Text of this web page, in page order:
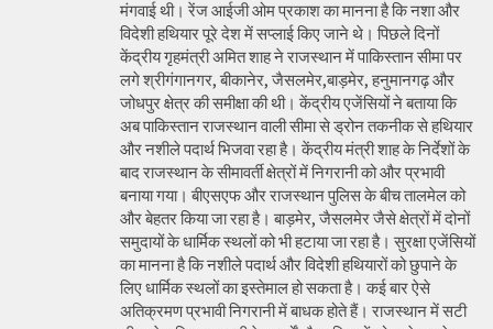
मंगवाई थी। रेंज आईजी ओम प्रकाश का मानना है कि नशा और
विदेशी हथियार पूरे देश में सप्लाई किए जाने थे। पिछले दिनों
केंद्रीय गृहमंत्री अमित शाह ने राजस्थान में पाकिस्तान सीमा पर
लगे श्रीगंगानगर, बीकानेर, जैसलमेर,बाड़मेर, हनुमानगढ़ और
जोधपुर क्षेत्र की समीक्षा की थी। केंद्रीय एजेंसियों ने बताया कि
अब पाकिस्तान राजस्थान वाली सीमा से ड्रोन तकनीक से हथियार
और नशीले पदार्थ भिजवा रहा है। केंद्रीय मंत्री शाह के निर्देशों के
बाद राजस्थान के सीमावर्ती क्षेत्रों में निगरानी को और प्रभावी
बनाया गया। बीएसएफ और राजस्थान पुलिस के बीच तालमेल को
और बेहतर किया जा रहा है। बाड़मेर, जैसलमेर जैसे क्षेत्रों में दोनों
समुदायों के धार्मिक स्थलों को भी हटाया जा रहा है। सुरक्षा एजेंसियों
का मानना है कि नशीले पदार्थ और विदेशी हथियारों को छुपाने के
लिए धार्मिक स्थलों का इस्तेमाल हो सकता है। कई बार ऐसे
अतिक्रमण प्रभावी निगरानी में बाधक होते हैं। राजस्थान में सटी